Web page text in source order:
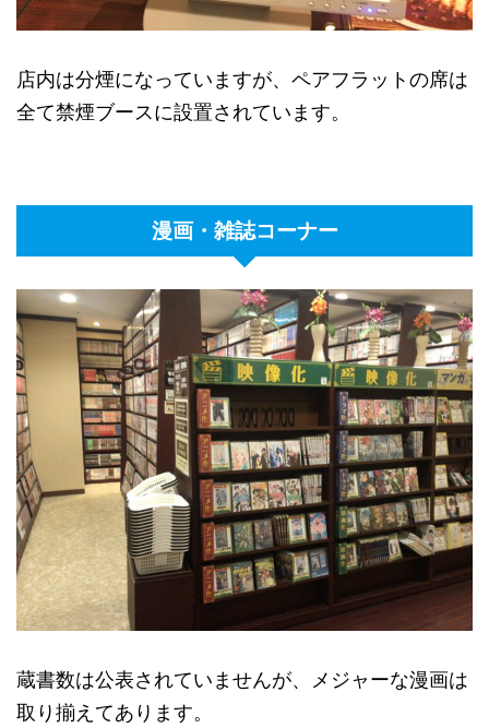
店内は分煙になっていますが、ペアフラットの席は
全て禁煙ブースに設置されています。
漫画・雑誌コーナー
蔵書数は公表されていませんが、メジャーな漫画は
取り揃えてあります。